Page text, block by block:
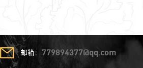
邮箱： 779894377@qq.com